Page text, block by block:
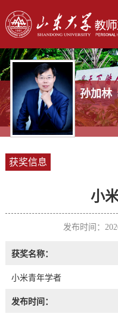
孙加林
获奖信息
小
发布时间：
获奖名称：
小米青年学者
发布时间：